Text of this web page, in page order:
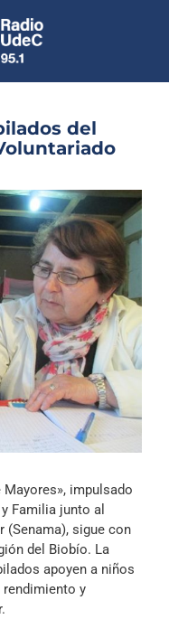
en vivo
del
impulsado
Familia junto al
(Senama), sigue con
del Biobío. La
apoyen a niños
rendimiento y